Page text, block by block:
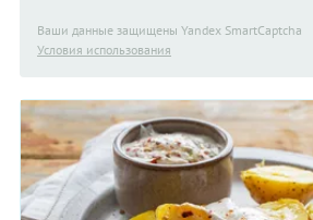
Ваши данные защищены Yandex SmartCaptcha
Условия использования